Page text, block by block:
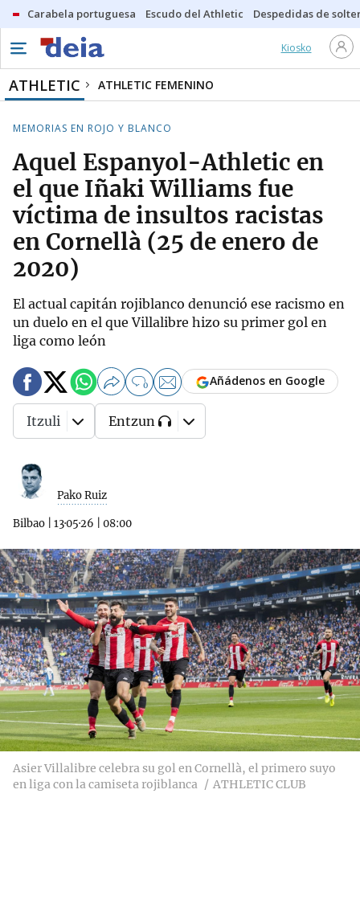
Carabela portuguesa Escudo del Athletic Despedidas de
Kiosko
ATHLETIC ATHLETIC FEMENINO
MEMORIAS EN ROJO Y BLANCO
Aquel Espanyol-Athletic en
el que Iñaki Williams fue
víctima de insultos racistas
en Cornellà (25 de enero de
2020)
El actual capitán rojiblanco denunció ese racismo en
un duelo en el que Villalibre hizo su primer gol en
liga como león
Pako Ruiz
Bilbao 13·05·26 08:00
0 Añádenos en Google
Itzuli Entzun
Asier Villalibre celebra su gol en Cornellà, el primero suyo
en liga con la camiseta rojiblanca
ATHLETIC CLUB